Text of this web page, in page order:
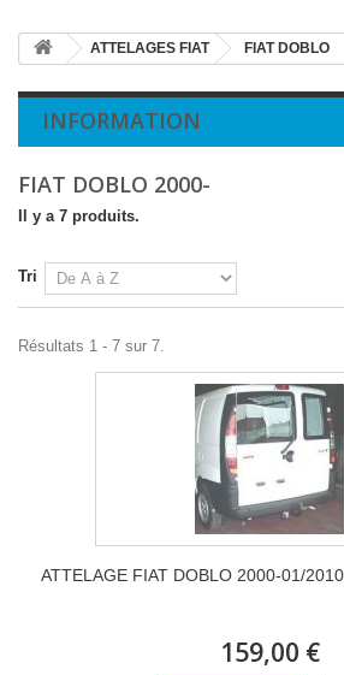
ATTELAGES FIAT FIAT DOBLO
INFORMATION
FIAT DOBLO 2000-
Il y a 7 produits.
Tri
Résultats 1 - 7 sur 7.
ATTELAGE FIAT DOBLO 2000-01/2010
159,00 €